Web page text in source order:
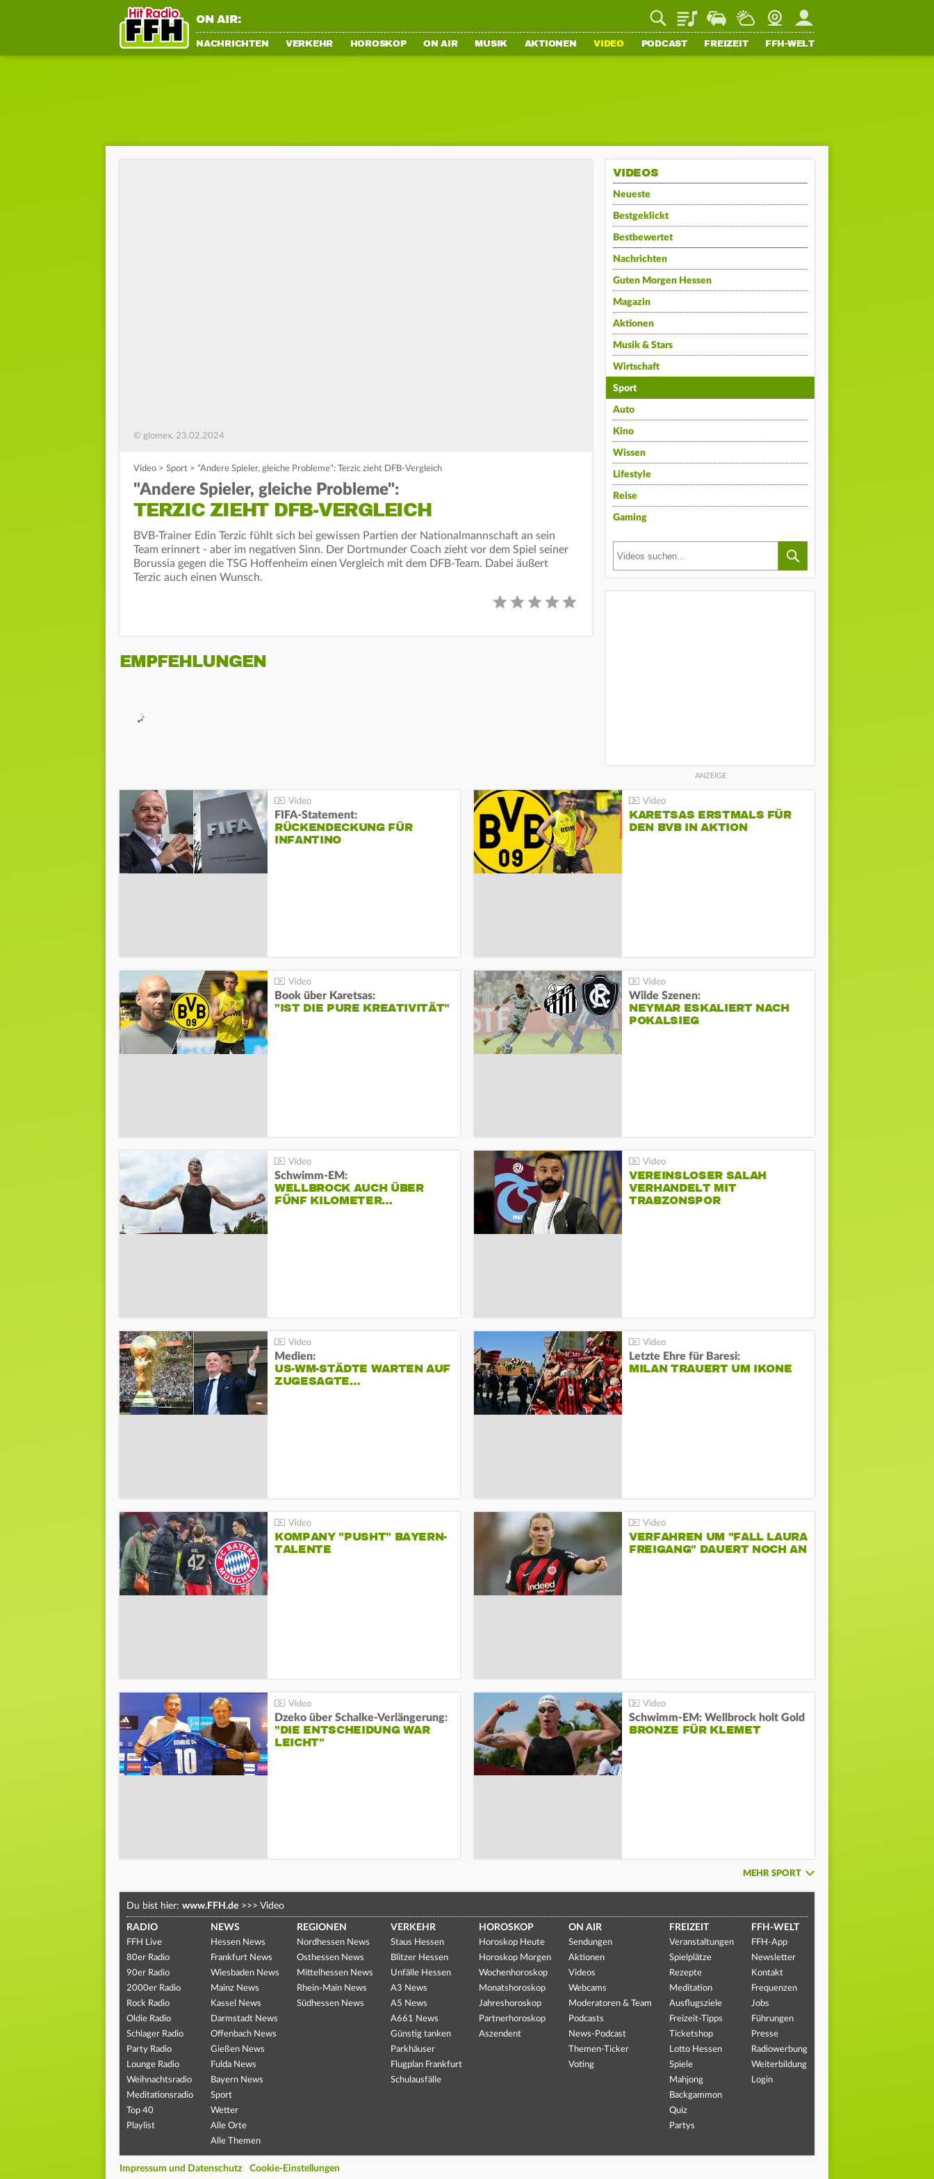
ON AIR: PlaylistStaupilotWetterWebcamMein FFH
NACHRICHTEN VERKEHR HOROSKOP ON AIR MUSIK AKTIONEN VIDEO PODCAST FREIZEIT FFH-WELT
© glomex, 23.02.2024
Video > Sport > "Andere Spieler, gleiche Probleme": Terzic zieht DFB-Vergleich
"Andere Spieler, gleiche Probleme":
TERZIC ZIEHT DFB-VERGLEICH
BVB-Trainer Edin Terzic fühlt sich bei gewissen Partien der Nationalmannschaft an sein
Team erinnert - aber im negativen Sinn. Der Dortmunder Coach zieht vor dem Spiel seiner
Borussia gegen die TSG Hoffenheim einen Vergleich mit dem DFB-Team. Dabei äußert
Terzic auch einen Wunsch.
EMPFEHLUNGEN
VIDEOS
Neueste
Bestgeklickt
Bestbewertet
Nachrichten
Guten Morgen Hessen
Magazin
Aktionen
Musik & Stars
Wirtschaft
Sport
Auto
Kino
Wissen
Lifestyle
Reise
Gaming
FIFA-Statement:
RÜCKENDECKUNG FÜR
INFANTINO
KARETSAS ERSTMALS FÜR
DEN BVB IN AKTION
Book über Karetsas:
"IST DIE PURE KREATIVITÄT"
Wilde Szenen:
NEYMAR ESKALIERT NACH
POKALSIEG
Schwimm-EM:
WELLBROCK AUCH ÜBER
FÜNF KILOMETER…
VEREINSLOSER SALAH
VERHANDELT MIT
TRABZONSPOR
Medien:
US-WM-STÄDTE WARTEN AUF
ZUGESAGTE…
Letzte Ehre für Baresi:
MILAN TRAUERT UM IKONE
KOMPANY "PUSHT" BAYERN-
TALENTE
VERFAHREN UM "FALL LAURA
FREIGANG" DAUERT NOCH AN
Dzeko über Schalke-Verlängerung:
"DIE ENTSCHEIDUNG WAR
LEICHT"
Schwimm-EM: Wellbrock holt Gold
BRONZE FÜR KLEMET
MEHR SPORT
Du bist hier: www.FFH.de >>> Video
RADIO
FFH Live
80er Radio
90er Radio
2000er Radio
Rock Radio
Oldie Radio
Schlager Radio
Party Radio
Lounge Radio
Weihnachtsradio
Meditationsradio
Top 40
Playlist
NEWS
Hessen News
Frankfurt News
Wiesbaden News
Mainz News
Kassel News
Darmstadt News
Offenbach News
Gießen News
Fulda News
Bayern News
Sport
Wetter
Alle Orte
Alle Themen
REGIONEN
Nordhessen News
Osthessen News
Mittelhessen News
Rhein-Main News
Südhessen News
VERKEHR
Staus Hessen
Blitzer Hessen
Unfälle Hessen
A3 News
A5 News
A661 News
Günstig tanken
Parkhäuser
Flugplan Frankfurt
Schulausfälle
HOROSKOP
Horoskop Heute
Horoskop Morgen
Wochenhoroskop
Monatshoroskop
Jahreshoroskop
Partnerhoroskop
Aszendent
ON AIR
Sendungen
Aktionen
Videos
Webcams
Moderatoren & Team
Podcasts
News-Podcast
Themen-Ticker
Voting
FREIZEIT
Veranstaltungen
Spielplätze
Rezepte
Meditation
Ausflugsziele
Freizeit-Tipps
Ticketshop
Lotto Hessen
Spiele
Mahjong
Backgammon
Quiz
Partys
FFH-WELT
FFH-App
Newsletter
Kontakt
Frequenzen
Jobs
Führungen
Presse
Radiowerbung
Weiterbildung
Login
Impressum und Datenschutz Cookie-Einstellungen